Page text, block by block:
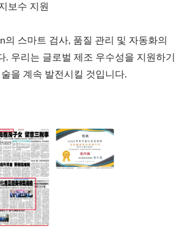
보수 지원
의 스마트 검사, 품질 관리 및 자동화의
. 우리는 글로벌 제조 우수성을 지원하기
을 계속 발전시킬 것입니다.